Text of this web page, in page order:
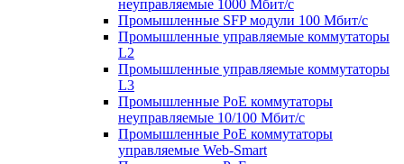
неуправляемые 1000 Мбит/с
Промышленные SFP модули 100 Мбит/c
Промышленные управляемые коммутаторы
L2
Промышленные управляемые коммутаторы
L3
Промышленные PoE коммутаторы
неуправляемые 10/100 Мбит/с
Промышленные PoE коммутаторы
управляемые Web-Smart